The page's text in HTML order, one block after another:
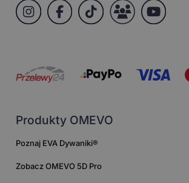
Produkty OMEVO
Poznaj EVA Dywaniki®
Zobacz OMEVO 5D Pro